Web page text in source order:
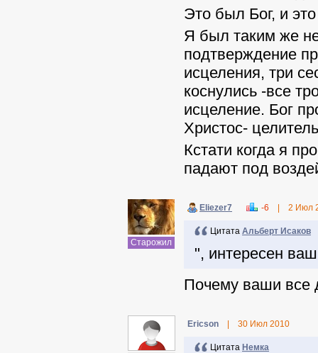
Это был Бог, и
Я был таким же
подтверждение
исцеления, три
коснулись -все
исцеление. Бог
Христос-
Кстати когда я
падают под
Старожил
Eliezer7 -6 2 Июл
Цитата Альберт Исаков
", интересен
Почему ваши все
Ericson 30 Июл 2010
Цитата Немка